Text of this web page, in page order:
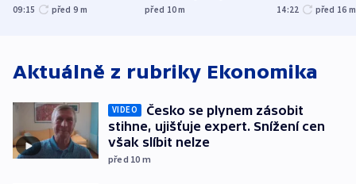
nenárokové, namítá
09:15 před 9 m
expert. Snížení cen
před 10m 14:22 před 16 m
Aktuálně z rubriky Ekonomika
VIDEO
Česko se plynem zásobit
stihne, ujišťuje expert. Snížení cen
však slíbit nelze
před 10 m